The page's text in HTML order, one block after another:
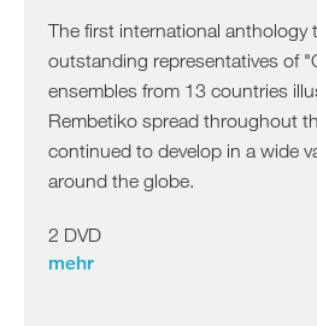
The first international anthology
outstanding representatives of
ensembles from 13 countries
Rembetiko spread throughout
continued to develop in a wide
around the globe.
2 DVD
mehr